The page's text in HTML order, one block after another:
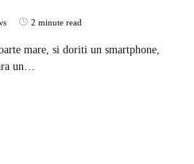
2 minute read
mare, si doriti un smartphone,
un…